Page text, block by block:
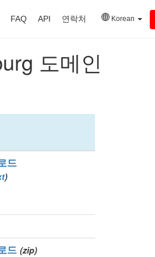
FAQ API 연락처 Korean
도메인
드
)
드 (zip)